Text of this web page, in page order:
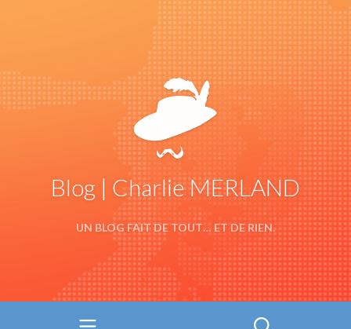
Blog | Charlie MERLAND
UN BLOG FAIT DE TOUT… ET DE RIEN.